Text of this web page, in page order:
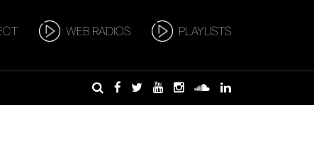
PLAYLISTS
WEB RADIOS